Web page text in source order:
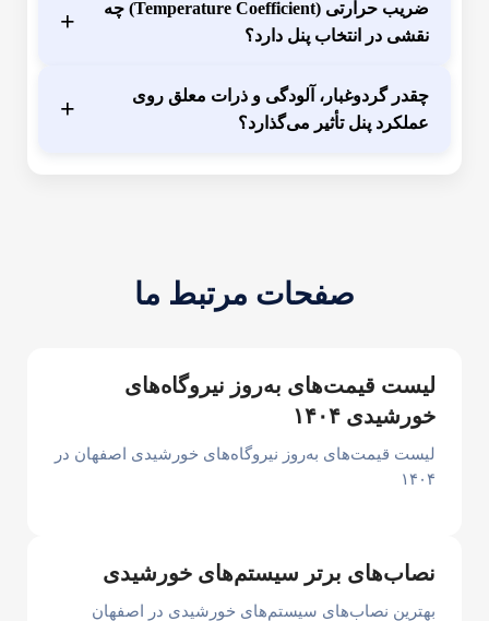
ضریب حرارتی (Temperature Coefficient) چه
نقشی در انتخاب پنل دارد؟
+
چقدر گردوغبار، آلودگی و ذرات معلق روی
عملکرد پنل تأثیر می‌گذارد؟
+
صفحات مرتبط ما
لیست قیمت‌های به‌روز نیروگاه‌های
خورشیدی ۱۴۰۴
لیست قیمت‌های به‌روز نیروگاه‌های خورشیدی اصفهان در
۱۴۰۴
نصاب‌های برتر سیستم‌های خورشیدی
بهترین نصاب‌های سیستم‌های خورشیدی در اصفهان